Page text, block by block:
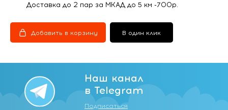
Доставка до 2 пар за МКАД до 5 км -700р.
Добавить в корзину В один клик
Наш канал
в Telegram
Подписаться